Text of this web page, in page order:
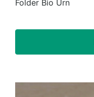
Folder Bio Urn